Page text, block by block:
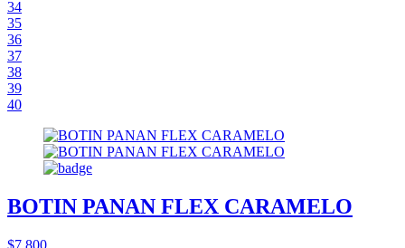
34
35
36
37
38
39
40
BOTIN PANAN FLEX CARAMELO
$7.800